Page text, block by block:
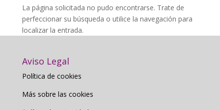
La página solicitada no pudo encontrarse. Trate de
perfeccionar su búsqueda o utilice la navegación para
localizar la entrada.
Aviso Legal
Política de cookies
Más sobre las cookies